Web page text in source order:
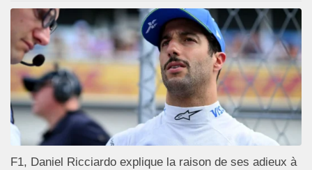
F1, Daniel Ricciardo explique la raison de ses adieux à